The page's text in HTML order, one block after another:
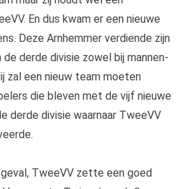
En dus kwam er een nieuwe
Deze Arnhemmer verdiende zijn
derde divisie zowel bij mannen-
zal een nieuw team moeten
die bleven met de vijf nieuwe
derde divisie waarnaar TweeVV
TweeVV zette een goed